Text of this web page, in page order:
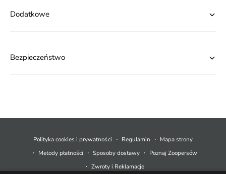
Dodatkowe
Bezpieczeństwo
e
Polityka cookies i prywatności Regulamin
Mapa strony
Metody płatności
Sposoby dostawy
Poznaj Zoopersów
Zwroty i Reklamacje